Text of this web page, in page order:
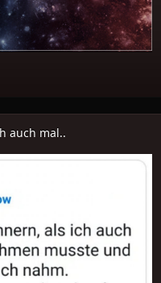
auch mal..